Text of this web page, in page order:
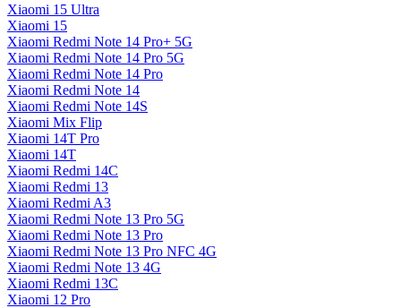
Xiaomi 15 Ultra
Xiaomi 15
Xiaomi Redmi Note 14 Pro+ 5G
Xiaomi Redmi Note 14 Pro 5G
Xiaomi Redmi Note 14 Pro
Xiaomi Redmi Note 14
Xiaomi Redmi Note 14S
Xiaomi Mix Flip
Xiaomi 14T Pro
Xiaomi 14T
Xiaomi Redmi 14C
Xiaomi Redmi 13
Xiaomi Redmi A3
Xiaomi Redmi Note 13 Pro 5G
Xiaomi Redmi Note 13 Pro
Xiaomi Redmi Note 13 Pro NFC 4G
Xiaomi Redmi Note 13 4G
Xiaomi Redmi 13C
Xiaomi 12 Pro